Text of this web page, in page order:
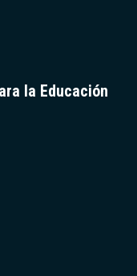
la Educación